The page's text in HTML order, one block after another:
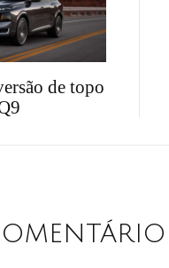
de topo